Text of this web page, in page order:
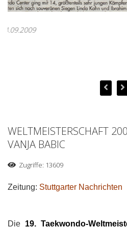
WELTMEISTERSCHAFT
VANJA BABIC
Zugriffe: 13609
Zeitung: Stuttgarter Nachrichten
Die 19. Taekwondo-